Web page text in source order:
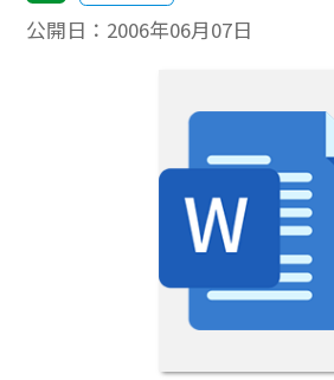
公開日： 2006年06月07日